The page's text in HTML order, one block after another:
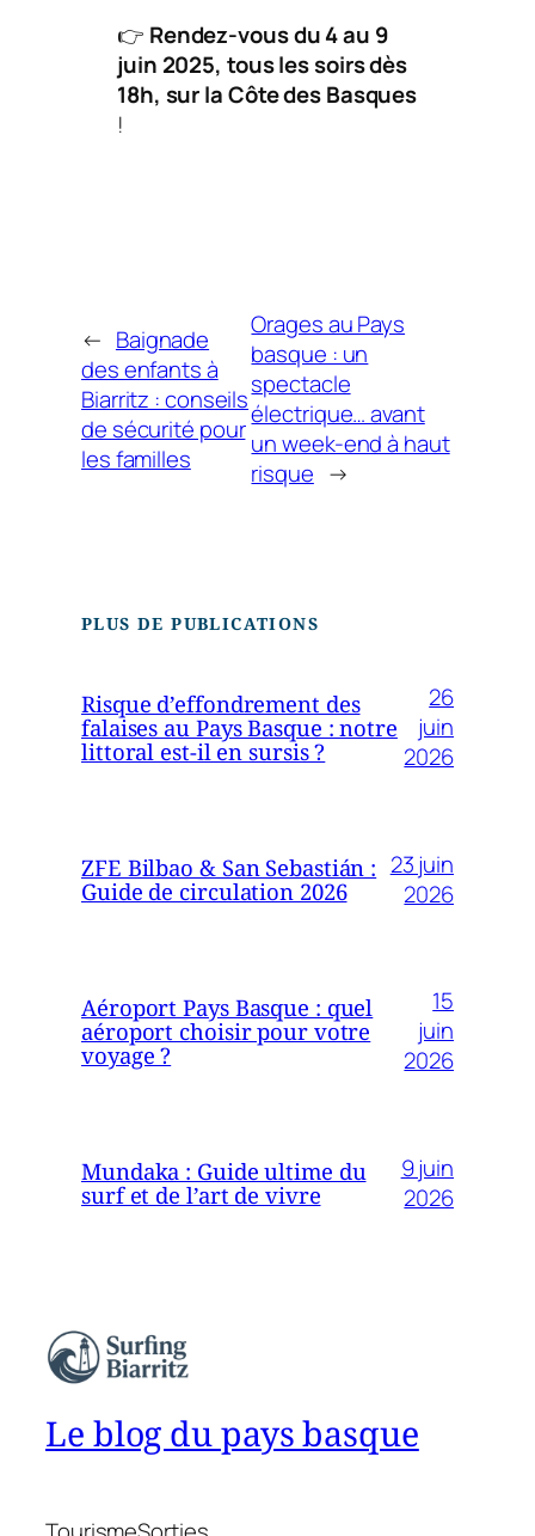
👉 Rendez-vous du 4 au 9
juin 2025, tous les soirs dès
18h, sur la Côte des Basques
!
← Baignade
des enfants à
Biarritz : conseils
de sécurité pour
les familles
Orages au Pays
basque : un
spectacle
électrique… avant
un week-end à haut
risque →
PLUS DE PUBLICATIONS
Risque d’effondrement des
falaises au Pays Basque : notre
littoral est-il en sursis ?
26
juin
2026
ZFE Bilbao & San Sebastián :
Guide de circulation 2026
23 juin
2026
Aéroport Pays Basque : quel
aéroport choisir pour votre
voyage ?
15
juin
2026
Mundaka : Guide ultime du
surf et de l’art de vivre
9 juin
2026
Le blog du pays basque